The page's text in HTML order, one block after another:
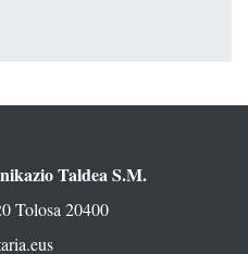
Taldea S.M.
Tolosa 20400